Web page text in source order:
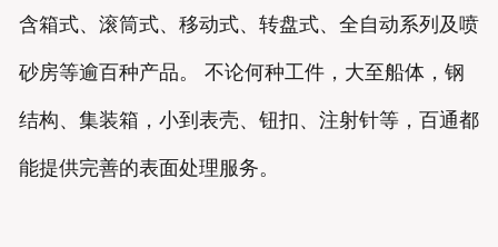
含箱式、滚筒式、移动式、转盘式、全自动系列及喷
砂房等逾百种产品。 不论何种工件，大至船体，钢
结构、集装箱，小到表壳、钮扣、注射针等，百通都
能提供完善的表面处理服务。